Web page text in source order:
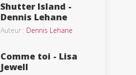
Shutter Island -
Dennis Lehane
Auteur : Dennis Lehane
Comme toi - Lisa
Jewell